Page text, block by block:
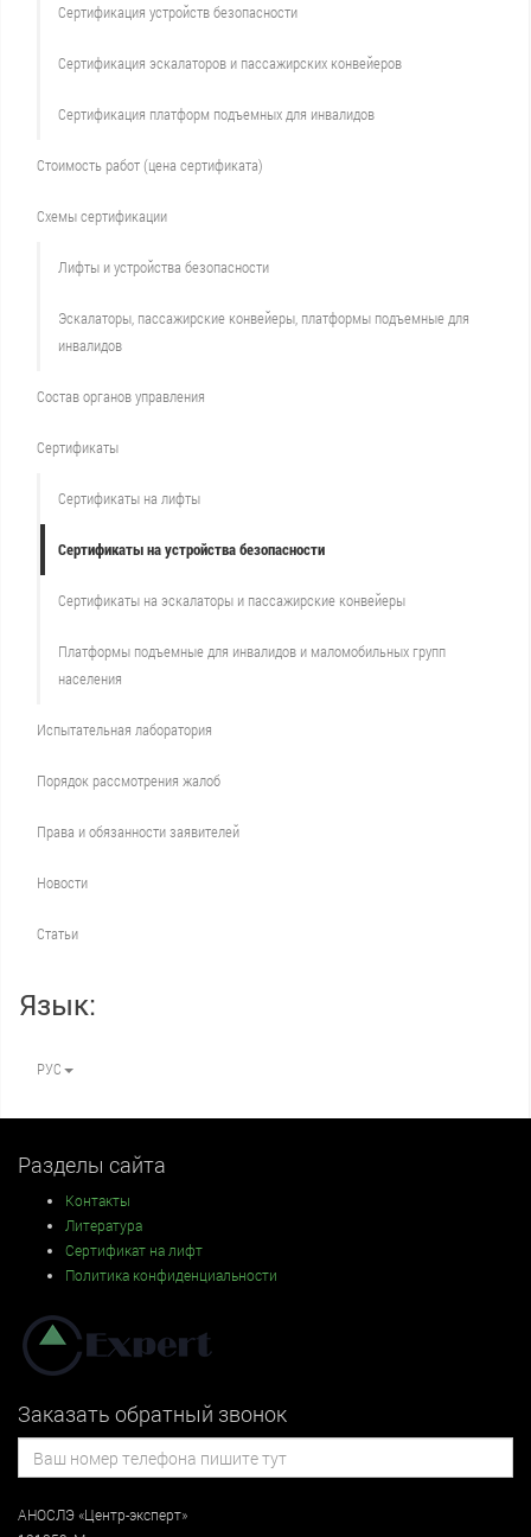
Сертификация устройств безопасности
Сертификация эскалаторов и пассажирских конвейеров
Сертификация платформ подъемных для инвалидов
Стоимость работ (цена сертификата)
Схемы сертификации
Лифты и устройства безопасности
Эскалаторы, пассажирские конвейеры, платформы подъемные для
инвалидов
Состав органов управления
Сертификаты
Сертификаты на лифты
Сертификаты на устройства безопасности
Сертификаты на эскалаторы и пассажирские конвейеры
Платформы подъемные для инвалидов и маломобильных групп
населения
Испытательная лаборатория
Порядок рассмотрения жалоб
Права и обязанности заявителей
Новости
Статьи
Язык:
РУС
Разделы сайта
Контакты
Литература
Сертификат на лифт
Политика конфиденциальности
Заказать обратный звонок
АНОСЛЭ «Центр-эксперт»